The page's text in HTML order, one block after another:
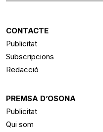
CONTACTE
Publicitat
Subscripcions
Redacció
PREMSA D’OSONA
Publicitat
Qui som